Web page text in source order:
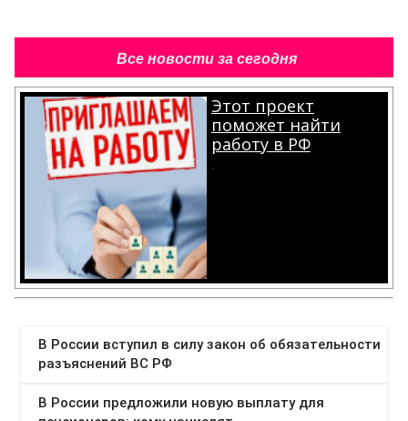
Все новости за сегодня
Этот проект
поможет найти
работу в РФ
.